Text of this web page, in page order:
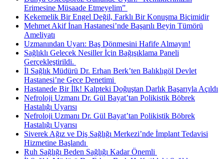
Erimesine Müsaade Etmeyelim” ​
Kekemelik Bir Engel Değil, Farklı Bir Konuşma Biçimidir
Mehmet Akif İnan Hastanesi’nde Başarılı Beyin Tümörü
Ameliyatı
Uzmanından Uyarı: Baş Dönmesini Hafife Almayın!
Sağlıklı Gelecek Nesiller İçin Bağışıklama Paneli
Gerçekleştirildi. ​
İl Sağlık Müdürü Dr. Erhan Berk’ten Balıklıgöl Devlet
Hastanesi’ne Gece Denetimi ​
Hastanede Bir İlk! Kalpteki Doğuştan Darlık Başarıyla Açıldı
Nefroloji Uzmanı Dr. Gül Bayat’tan Polikistik Böbrek
Hastalığı Uyarısı
Nefroloji Uzmanı Dr. Gül Bayat’tan Polikistik Böbrek
Hastalığı Uyarısı
Siverek Ağız ve Diş Sağlığı Merkezi’nde İmplant Tedavisi
Hizmetine Başlandı ​
Ruh Sağlığı Beden Sağlığı Kadar Önemli ​